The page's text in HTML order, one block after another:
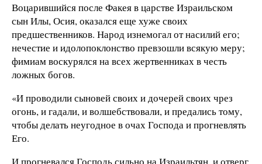
Воцарившийся после Факея в царстве Израильском
сын Илы, Осия, оказался еще хуже своих
предшественников. Народ изнемогал от насилий его;
нечестие и идолопоклонство превзошли всякую меру;
фимиам воскурялся на всех жертвенниках в честь
ложных богов.
«И проводили сыновей своих и дочерей своих чрез
огонь, и гадали, и волшебствовали, и предались тому,
чтобы делать неугодное в очах Господа и прогневлять
Его.